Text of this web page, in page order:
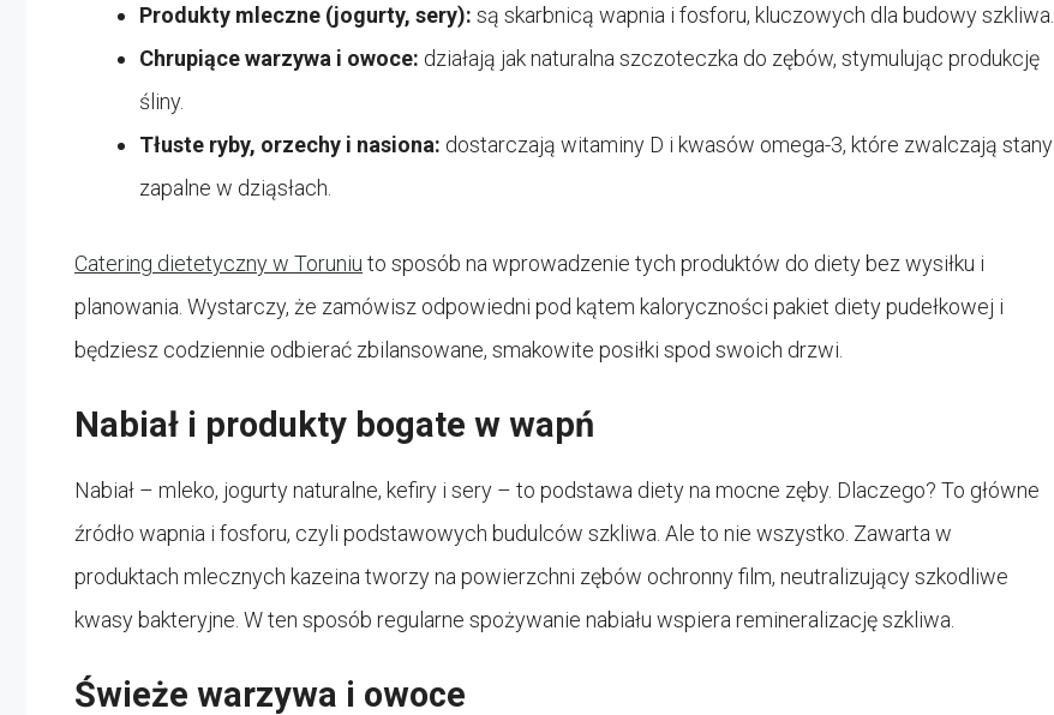
Produkty mleczne (jogurty, sery): są skarbnicą wapnia i fosforu, kluczowych dla budowy szkliwa.
Chrupiące warzywa i owoce: działają jak naturalna szczoteczka do zębów, stymulując produkcję
śliny.
Tłuste ryby, orzechy i nasiona: dostarczają witaminy D i kwasów omega-3, które zwalczają stany
zapalne w dziąsłach.
Catering dietetyczny w Toruniu to sposób na wprowadzenie tych produktów do diety bez wysiłku i
planowania. Wystarczy, że zamówisz odpowiedni pod kątem kaloryczności pakiet diety pudełkowej i
będziesz codziennie odbierać zbilansowane, smakowite posiłki spod swoich drzwi.
Nabiał i produkty bogate w wapń
Nabiał – mleko, jogurty naturalne, kefiry i sery – to podstawa diety na mocne zęby. Dlaczego? To główne
źródło wapnia i fosforu, czyli podstawowych budulców szkliwa. Ale to nie wszystko. Zawarta w
produktach mlecznych kazeina tworzy na powierzchni zębów ochronny film, neutralizujący szkodliwe
kwasy bakteryjne. W ten sposób regularne spożywanie nabiału wspiera remineralizację szkliwa.
Świeże warzywa i owoce